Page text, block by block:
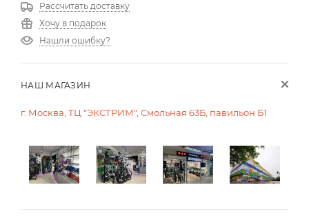
Рассчитать доставку
Хочу в подарок
Нашли ошибку?
НАШ МАГАЗИН
г. Москва, ТЦ "ЭКСТРИМ", Смольная 63Б, павильон Б1